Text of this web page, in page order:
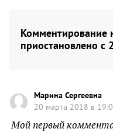
Комментирование
приостановлено с
Марина Сергеевна
20 марта 2018 в
Мой первый